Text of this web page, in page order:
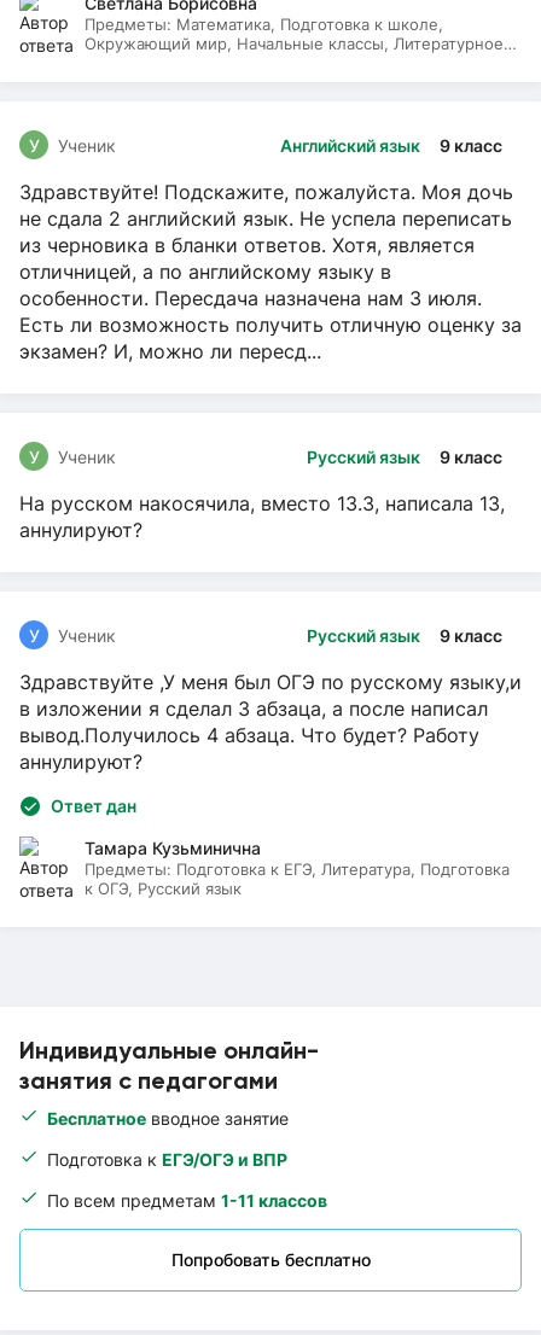
Индивидуальные онлайн-
занятия с педагогами
Бесплатное вводное занятие
Подготовка к ЕГЭ/ОГЭ и ВПР
По всем предметам 1-11 классов
Попробовать бесплатно
Предметы: Математика, Подготовка к школе,
Окружающий мир, Начальные классы, Литературное
Английский язык 9 класс
У Ученик
Здравствуйте! Подскажите, пожалуйста. Моя дочь
не сдала 2 английский язык. Не успела переписать
из черновика в бланки ответов. Хотя, является
отличницей, а по английскому языку в
особенности. Пересдача назначена нам 3 июля.
Есть ли возможность получить отличную оценку за
экзамен? И, можно ли пересд...
Русский язык 9 класс
У Ученик
На русском накосячила, вместо 13.3, написала 13,
аннулируют?
Русский язык 9 класс
У Ученик
Здравствуйте ,У меня был ОГЭ по русскому языку,и
в изложении я сделал 3 абзаца, а после написал
вывод.Получилось 4 абзаца. Что будет? Работу
аннулируют?
Ответ дан
Тамара Кузьминична
Предметы: Подготовка к ЕГЭ, Литература, Подготовка
к ОГЭ, Русский язык